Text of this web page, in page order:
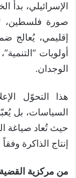
الإسرائيلي، بدأ
صورة فلسطين،
إقليمي، يُعالج
أولويات
الوجدان.
هذا التحوّل
السياسات، بل
حيث تُعاد صياغة
إنتاج الذاكرة
من مركزية